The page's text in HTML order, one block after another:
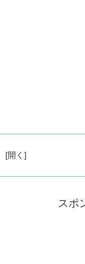
スポ